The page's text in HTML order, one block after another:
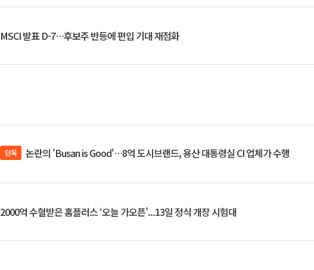
MSCI 발표 D-7…후보주 반등에 편입 기대 재점화
단독 논란의 'Busan is Good'…8억 도시브랜드, 용산 대통령실 CI 업체가 수행
2000억 수혈받은 홈플러스 ‘오늘 가오픈’...13일 정식 개장 시험대